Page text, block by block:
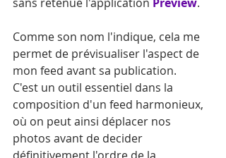
sans retenue l'application Preview.
Comme son nom l'indique, cela me
permet de prévisualiser l'aspect de
mon feed avant sa publication.
C'est un outil essentiel dans la
composition d'un feed harmonieux,
où on peut ainsi déplacer nos
photos avant de decider